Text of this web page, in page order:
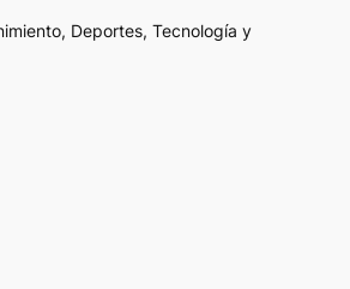
Deportes, Tecnología y